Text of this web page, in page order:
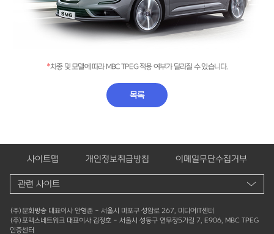
*차종 및 모델에 따라 MBC TPEG 적용 여부가 달라질 수 있습니다.
목록
사이트맵 개인정보취급방침 이메일무단수집거부
(주)문화방송 대표이사 안형준 - 서울시 마포구 성암로 267, 미디어IT센터
(주)포맥스네트워크 대표이사 김정호 - 서울시 성동구 연무장5가길 7, E906, MBC TPEG
인증센터